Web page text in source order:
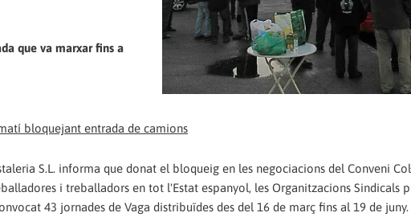
que va marxar fins a
S.L. informa que donat el bloqueig en les negociacions del Conveni
i treballadors en tot l'Estat espanyol, les Organitzacions Sindicals
43 jornades de Vaga distribuïdes des del 16 de març fins al 19 de juny.